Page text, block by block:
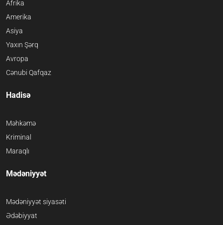
Afrika
Amerika
Asiya
Yaxın Şərq
Avropa
Cənubi Qafqaz
Hadisə
Məhkəmə
Kriminal
Maraqlı
Mədəniyyət
Mədəniyyət siyasəti
Ədəbiyyat